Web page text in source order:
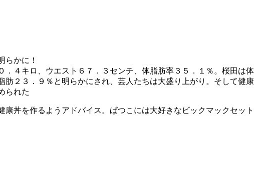
らかに！
４キロ、ウエスト６７．３センチ、体脂肪率３５．１％。桜田は体
２３．９％と明らかにされ、芸人たちは大盛り上がり。そして健康
られた
丼を作るようアドバイス。ぱつこには大好きなビックマックセット